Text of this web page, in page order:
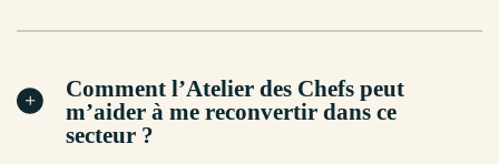
Comment l’Atelier des Chefs peut
m’aider à me reconvertir dans ce
secteur ?